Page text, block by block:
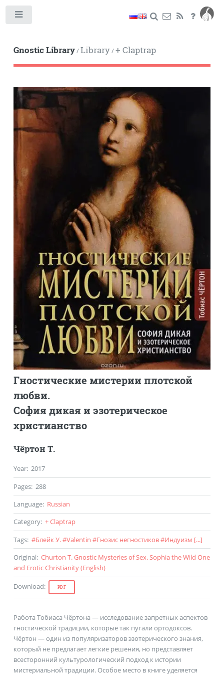
Gnostic Library/Library/+ Claptrap
Гностические мистерии плотской
любви.
София дикая и эзотерическое
христианство
Чёртон Т.
Year: 2017
Pages: 288
Language: Russian
Category: + Claptrap
Tags: #Блейк У.#Valentin #Гнозис негностиков#Индуизм [...]
Original: Churton T. Gnostic Mysteries of Sex. Sophia the Wild One
and Erotic Christianity (English)
Download: PDF
Работа Тобиаса Чёртона — исследование запретных аспектов
гностической традиции, которые так пугали ортодоксов.
Чёртон — один из популяризаторов эзотерического знания,
который не предлагает легкие решения, но представляет
всесторонний культурологический подход к истории
мистериальной традиции. Особое место в книге уделяется